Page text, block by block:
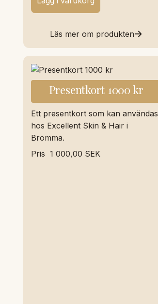
Läs mer om produkten
Presentkort 1000 kr
Ett presentkort som kan användas
hos Excellent Skin & Hair i
Bromma.
Pris 1 000,00 SEK